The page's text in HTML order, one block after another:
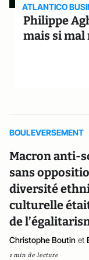
ATLANTICO
Philippe
mais si mal
BOULEVERSEMENT
Macron anti-
sans
diversité
culturelle
de
Christophe Boutin et
1 min de lecture